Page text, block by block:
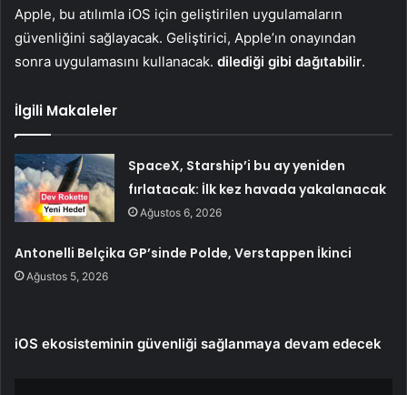
Apple, bu atılımla iOS için geliştirilen uygulamaların
güvenliğini sağlayacak. Geliştirici, Apple’ın onayından
sonra uygulamasını kullanacak. dilediği gibi dağıtabilir.
İlgili Makaleler
SpaceX, Starship’i bu ay yeniden
fırlatacak: İlk kez havada yakalanacak
Ağustos 6, 2026
Antonelli Belçika GP’sinde Polde, Verstappen İkinci
Ağustos 5, 2026
iOS ekosisteminin güvenliği sağlanmaya devam edecek